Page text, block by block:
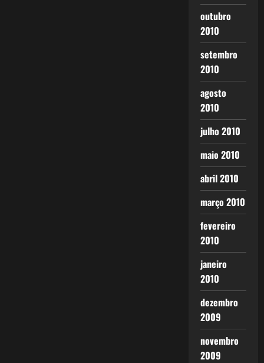
outubro
2010
setembro
2010
agosto
2010
julho 2010
maio 2010
abril 2010
março 2010
fevereiro
2010
janeiro
2010
dezembro
2009
novembro
2009